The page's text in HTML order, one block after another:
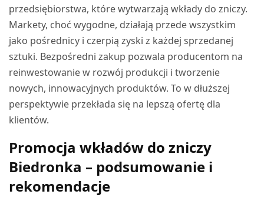
przedsiębiorstwa, które wytwarzają wkłady do zniczy.
Markety, choć wygodne, działają przede wszystkim
jako pośrednicy i czerpią zyski z każdej sprzedanej
sztuki. Bezpośredni zakup pozwala producentom na
reinwestowanie w rozwój produkcji i tworzenie
nowych, innowacyjnych produktów. To w dłuższej
perspektywie przekłada się na lepszą ofertę dla
klientów.
Promocja wkładów do zniczy
Biedronka – podsumowanie i
rekomendacje